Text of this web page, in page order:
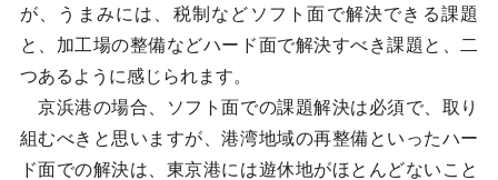
が、うまみには、税制などソフト面で解決できる課題
と、加工場の整備などハード面で解決すべき課題と、二
つあるように感じられます。
京浜港の場合、ソフト面での課題解決は必須で、取り
組むべきと思いますが、港湾地域の再整備といったハー
ド面での解決は、東京港には遊休地がほとんどないこと